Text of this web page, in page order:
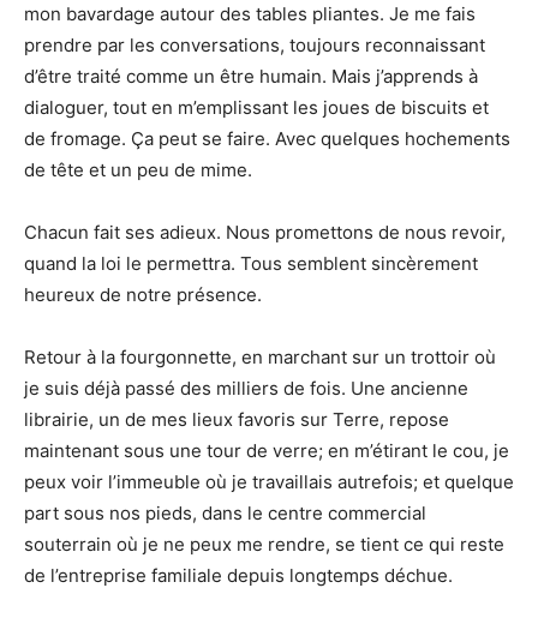
mon bavardage autour des tables pliantes. Je me fais
prendre par les conversations, toujours reconnaissant
d’être traité comme un être humain. Mais j’apprends à
dialoguer, tout en m’emplissant les joues de biscuits et
de fromage. Ça peut se faire. Avec quelques hochements
de tête et un peu de mime.
Chacun fait ses adieux. Nous promettons de nous revoir,
quand la loi le permettra. Tous semblent sincèrement
heureux de notre présence.
Retour à la fourgonnette, en marchant sur un trottoir où
je suis déjà passé des milliers de fois. Une ancienne
librairie, un de mes lieux favoris sur Terre, repose
maintenant sous une tour de verre; en m’étirant le cou, je
peux voir l’immeuble où je travaillais autrefois; et quelque
part sous nos pieds, dans le centre commercial
souterrain où je ne peux me rendre, se tient ce qui reste
de l’entreprise familiale depuis longtemps déchue.